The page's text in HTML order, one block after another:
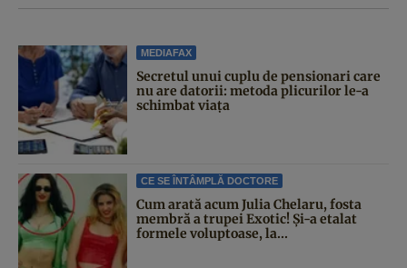
MEDIAFAX
Secretul unui cuplu de pensionari care
nu are datorii: metoda plicurilor le-a
schimbat viața
CE SE ÎNTÂMPLĂ DOCTORE
Cum arată acum Julia Chelaru, fosta
membră a trupei Exotic! Și-a etalat
formele voluptoase, la...